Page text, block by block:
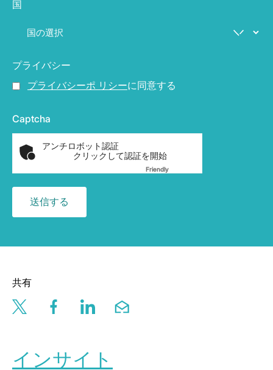
国
プライバシー
プライバシーポ リシーに同意する
Captcha
アンチロボット認証
クリックして認証を開始
FriendlyCaptcha ⇗
共有
Share this page via twitter
Share this page via facebook
Share this page via linkedin
Share this page via email
インサイト